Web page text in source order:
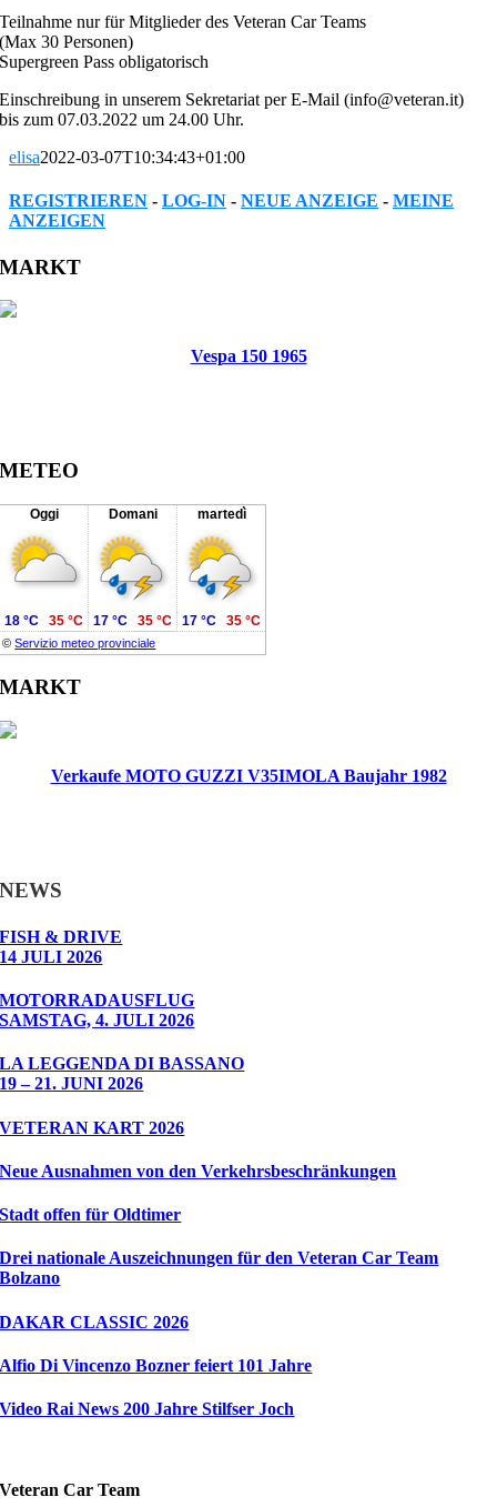
Teilnahme nur für Mitglieder des Veteran Car Teams
(Max 30 Personen)
Supergreen Pass obligatorisch
Einschreibung in unserem Sekretariat per E-Mail (info@veteran.it)
bis zum 07.03.2022 um 24.00 Uhr.
elisa2022-03-07T10:34:43+01:00
REGISTRIEREN - LOG-IN - NEUE ANZEIGE - MEINE
ANZEIGEN
Facebook
Twitter
Reddit
LinkedIn
WhatsApp
Tumblr
Pinterest
Vk
Xing
Email
MARKT
Vespa 150 1965
METEO
Oggi Domani martedì
©Servizio meteo provinciale
18 °C 35 °C 17 °C 35 °C 17 °C 35 °C
MARKT
Verkaufe MOTO GUZZI V35IMOLA Baujahr 1982
NEWS
FISH & DRIVE
14 JULI 2026
MOTORRADAUSFLUG
SAMSTAG, 4. JULI 2026
LA LEGGENDA DI BASSANO
19 – 21. JUNI 2026
VETERAN KART 2026
Neue Ausnahmen von den Verkehrsbeschränkungen
Stadt offen für Oldtimer
Drei nationale Auszeichnungen für den Veteran Car Team
Bolzano
DAKAR CLASSIC 2026
Alfio Di Vincenzo Bozner feiert 101 Jahre
Video Rai News 200 Jahre Stilfser Joch
Veteran Car Team